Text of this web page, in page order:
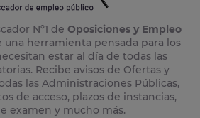
Nº1 de Oposiciones y Empleo
una herramienta pensada para los
estar al día de todas las
Recibe avisos de Ofertas y
las Administraciones Públicas,
de acceso, plazos de instancias,
examen y mucho más.